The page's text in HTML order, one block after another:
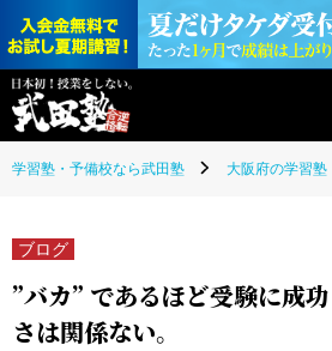
学習塾・予備校なら武田塾 大阪府の学習塾
ブログ
”バカ” であるほど受験に成
さは関係ない。